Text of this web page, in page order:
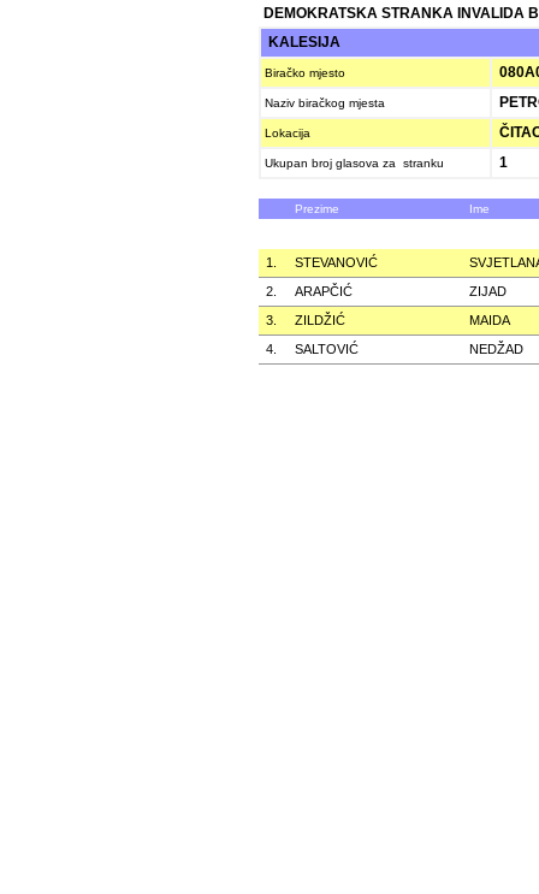
DEMOKRATSKA STRANKA INVALIDA
KALESIJA
Biračko mjesto
Naziv biračkog mjesta
Lokacija
Ukupan broj glasova za stranku 1
Prezime Ime
1. STEVANOVIĆ
2.
ARAPČIĆ
ZIJAD
3.
ZILDŽIĆ
MAIDA
4.
SALTOVIĆ NEDŽAD